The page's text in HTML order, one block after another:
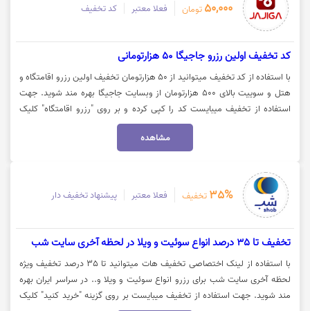
50,000 تومان فعلا معتبر کد تخفیف
کد تخفیف اولین رزرو جاجیگا 50 هزارتومانی
با استفاده از کد تخفیف میتوانید از 50 هزارتومان تخفیف اولین رزرو اقامتگاه و
هتل و سوییت بالای 500 هزارتومان از وبسایت جاجیگا بهره مند شوید. جهت
استفاده از تخفیف میبایست کد را کپی کرده و بر روی "رزرو اقامتگاه" کلیک
مشاهده
35% تخفیف فعلا معتبر پیشنهاد تخفیف دار
تخفیف تا 35 درصد انواع سوئیت و ویلا در لحظه آخری سایت شب
با استفاده از لینک اختصاصی تخفیف هات میتوانید تا 35 درصد تخفیف ویژه
لحظه آخری سایت شب برای رزرو انواع سوئیت و ویلا و.. در سراسر ایران بهره
مند شوید. جهت استفاده از تخفیف میبایست بر روی گزینه "خرید کنید" کلیک